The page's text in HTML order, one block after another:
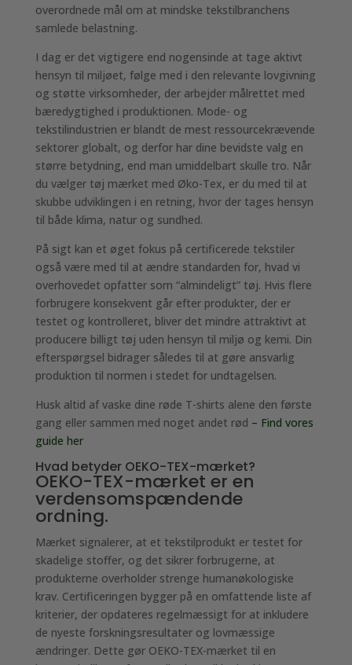
overordnede mål om at mindske tekstilbranchens
samlede belastning.
I dag er det vigtigere end nogensinde at tage aktivt
hensyn til miljøet, følge med i den relevante lovgivning
og støtte virksomheder, der arbejder målrettet med
bæredygtighed i produktionen. Mode- og
tekstilindustrien er blandt de mest ressourcekrævende
sektorer globalt, og derfor har dine bevidste valg en
større betydning, end man umiddelbart skulle tro. Når
du vælger tøj mærket med Øko-Tex, er du med til at
skubbe udviklingen i en retning, hvor der tages hensyn
til både klima, natur og sundhed.
På sigt kan et øget fokus på certificerede tekstiler
også være med til at ændre standarden for, hvad vi
overhovedet opfatter som “almindeligt” tøj. Hvis flere
forbrugere konsekvent går efter produkter, der er
testet og kontrolleret, bliver det mindre attraktivt at
producere billigt tøj uden hensyn til miljø og kemi. Din
efterspørgsel bidrager således til at gøre ansvarlig
produktion til normen i stedet for undtagelsen.
Husk altid af vaske dine røde T-shirts alene den første
gang eller sammen med noget andet rød – Find vores
guide her
Hvad betyder OEKO-TEX-mærket?
OEKO-TEX-mærket er en
verdensomspændende
ordning.
Mærket signalerer, at et tekstilprodukt er testet for
skadelige stoffer, og det sikrer forbrugerne, at
produkterne overholder strenge humanøkologiske
krav. Certificeringen bygger på en omfattende liste af
kriterier, der opdateres regelmæssigt for at inkludere
de nyeste forskningsresultater og lovmæssige
ændringer. Dette gør OEKO-TEX-mærket til en